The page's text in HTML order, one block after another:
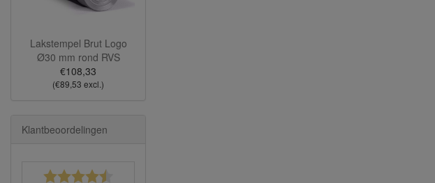
Lakstempel Brut Logo
Ø30 mm rond RVS
€108,33
(€89,53 excl.)
Klantbeoordelingen